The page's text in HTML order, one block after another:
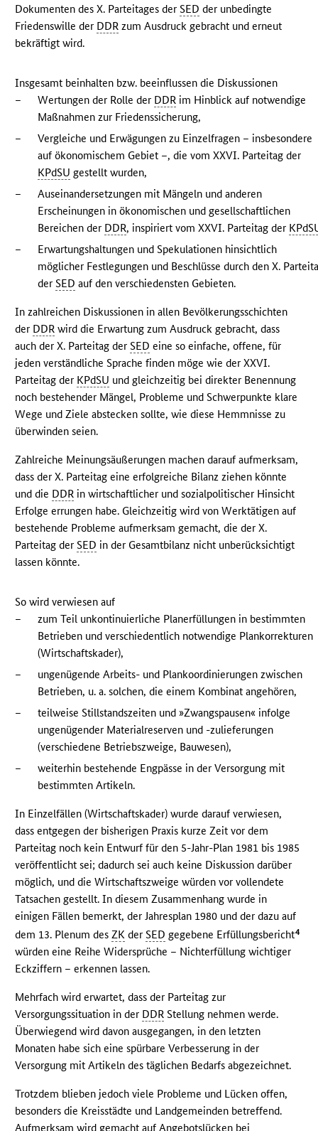
Dokumenten des X. Parteitages derSED der unbedingte
Friedenswille der DDR zum Ausdruck gebracht und erneut
bekräftigt wird.
Insgesamt beinhalten bzw. beeinflussen die Diskussionen
–
Wertungen der Rolle der DDR im Hinblick auf notwendige
Maßnahmen zur Friedenssicherung,
–
Vergleiche und Erwägungen zu Einzelfragen – insbesondere
auf ökonomischem Gebiet –, die vom XXVI. Parteitag der
KPdSU gestellt wurden,
–
Auseinandersetzungen mit Mängeln und anderen
Erscheinungen in ökonomischen und gesellschaftlichen
Bereichen der DDR, inspiriert vom XXVI. Parteitag der
–
Erwartungshaltungen und Spekulationen hinsichtlich
möglicher Festlegungen und Beschlüsse durch den X.
derSED auf den verschiedensten Gebieten.
In zahlreichen Diskussionen in allen Bevölkerungsschichten
der DDR wird die Erwartung zum Ausdruck gebracht, dass
auch der X. Parteitag derSED eine so einfache, offene, für
jeden verständliche Sprache finden möge wie der XXVI.
Parteitag der KPdSU und gleichzeitig bei direkter Benennung
noch bestehender Mängel, Probleme und Schwerpunkte klare
Wege und Ziele abstecken sollte, wie diese Hemmnisse zu
überwinden seien.
Zahlreiche Meinungsäußerungen machen darauf aufmerksam,
dass der X. Parteitag eine erfolgreiche Bilanz ziehen könnte
und die DDR in wirtschaftlicher und sozialpolitischer Hinsicht
Erfolge errungen habe. Gleichzeitig wird von Werktätigen auf
bestehende Probleme aufmerksam gemacht, die der X.
Parteitag derSED in der Gesamtbilanz nicht unberücksichtigt
lassen könnte.
So wird verwiesen auf
–
zum Teil unkontinuierliche Planerfüllungen in bestimmten
Betrieben und verschiedentlich notwendige Plankorrekturen
(Wirtschaftskader),
–
ungenügende Arbeits- und Plankoordinierungen zwischen
Betrieben, u. a. solchen, die einem Kombinat angehören,
–
teilweise Stillstandszeiten und »Zwangspausen« infolge
ungenügender Materialreserven und -zulieferungen
(verschiedene Betriebszweige, Bauwesen),
–
weiterhin bestehende Engpässe in der Versorgung mit
bestimmten Artikeln.
In Einzelfällen (Wirtschaftskader) wurde darauf verwiesen,
dass entgegen der bisherigen Praxis kurze Zeit vor dem
Parteitag noch kein Entwurf für den 5-Jahr-Plan 1981 bis 1985
veröffentlicht sei; dadurch sei auch keine Diskussion darüber
möglich, und die Wirtschaftszweige würden vor vollendete
Tatsachen gestellt. In diesem Zusammenhang wurde in
einigen Fällen bemerkt, der Jahresplan 1980 und der dazu auf
dem 13. Plenum desZK derSED gegebene Erfüllungsbericht4
würden eine Reihe Widersprüche – Nichterfüllung wichtiger
Eckziffern – erkennen lassen.
Mehrfach wird erwartet, dass der Parteitag zur
Versorgungssituation in der DDR Stellung nehmen werde.
Überwiegend wird davon ausgegangen, in den letzten
Monaten habe sich eine spürbare Verbesserung in der
Versorgung mit Artikeln des täglichen Bedarfs abgezeichnet.
Trotzdem blieben jedoch viele Probleme und Lücken offen,
besonders die Kreisstädte und Landgemeinden betreffend.
Aufmerksam wird gemacht auf Angebotslücken bei